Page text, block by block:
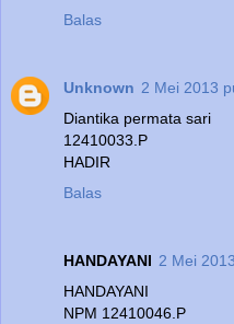
Balas
Unknown 2 Mei 2013
Diantika permata sari
12410033.P
HADIR
Balas
HANDAYANI 2 Mei
HANDAYANI
NPM 12410046.P